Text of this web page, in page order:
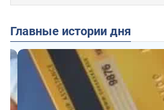
Главные истории дня